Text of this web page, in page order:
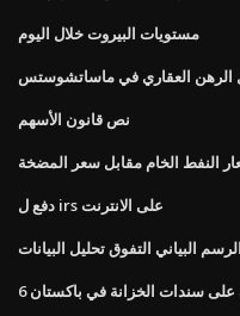
مستويات البيروت خلال اليوم
الرهن العقاري في ماساتشوستس
نص قانون الأسهم
النفط الخام مقابل سعر المضخة
دفع ل irs على الانترنت
البياني التفوق تحليل البيانات
على سندات الخزانة في باكستان